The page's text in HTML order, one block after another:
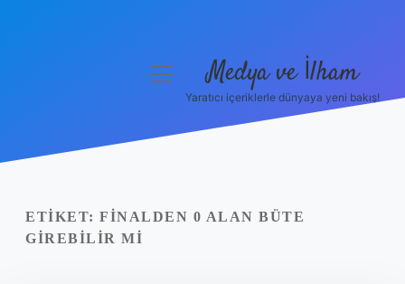
Yasal Uyarı
menüyüMedya ve İlham
Yaratıcı içeriklerle dünyaya yeni bakış!
ETIKET: FINALDEN 0 ALAN BÜTE
GIREBILIR MI